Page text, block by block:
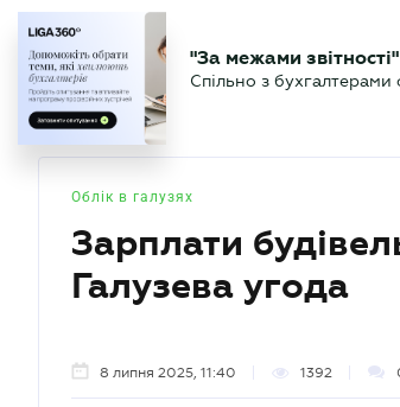
БУХГАЛТЕР Новини
"За межами
Спільно з
Облік в галузях
Зарплати
Галузева угода
8 липня 2025, 11:40 1392